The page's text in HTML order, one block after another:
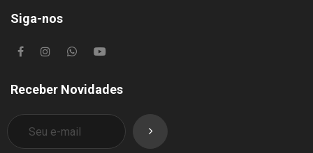
Siga-nos
Receber Novidades